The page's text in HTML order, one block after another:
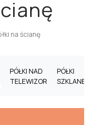
na ścianę
PÓŁKI NAD
TELEWIZOR
PÓŁKI
SZKLANE